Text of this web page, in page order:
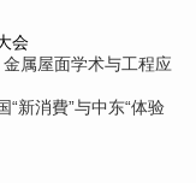
会
金属屋面学术与工程应
新消費”与中东“体验